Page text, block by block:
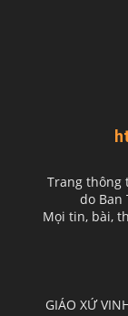
Trang thông
do Ban
Mọi tin, bài,
GIÁO XỨ